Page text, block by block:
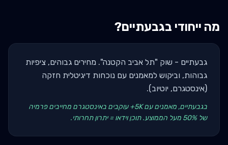
מה ייחודי בגבעתיים?
גבעתיים - שוק "תל אביב הקטנה". מחירים גבוהים, ציפיות
גבוהות, וביקוש למאמנים עם נוכחות דיגיטלית חזקה
(אינסטגרם, יוטיוב).
בגבעתיים, מאמנים עם 5K+ עוקבים באינסטגרם מחייבים פרמיה
של 50% מעל הממוצע. תוכן וידאו = יתרון תחרותי.